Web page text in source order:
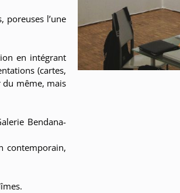
poreuses l’une
en intégrant
(cartes,
même, mais
Bendana-
contemporain,